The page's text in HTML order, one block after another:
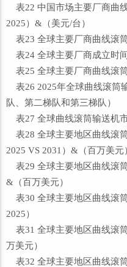
表22 中国市场主要厂商曲
2025）&（美元/台）
表23 全球主要厂商曲线滚
表24 全球主要厂商成立时
表25 全球主要厂商曲线滚
表26 2025年全球曲线滚筒
队、第二梯队和第三梯队）
表27 全球曲线滚筒输送机
表28 全球主要地区曲线滚
2025 VS 2031）&（百万美元
表29 全球主要地区曲线滚
&（百万美元）
表30 全球主要地区曲线滚
2025）
表31 全球主要地区曲线滚
万美元）
表32 全球主要地区曲线滚